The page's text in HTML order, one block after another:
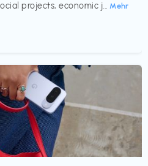
projects, economic j... Mehr